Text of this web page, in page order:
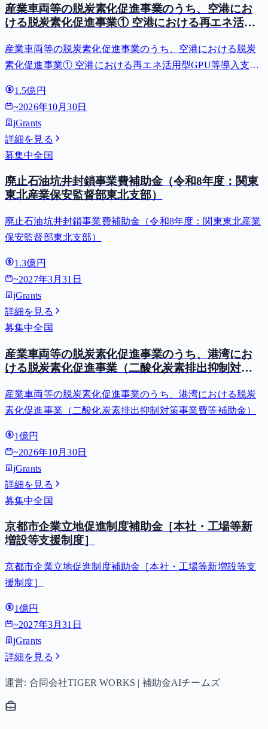
産業車両等の脱炭素化促進事業のうち、空港にお
ける脱炭素化促進事業① 空港における再エネ活用
費等補助金）
産業車両等の脱炭素化促進事業のうち、空港における脱炭
素化促進事業① 空港における再エネ活用型GPU等導入支援
1.5億円
~2026年10月30日
jGrants
詳細を見る
募集中全国
廃止石油坑井封鎖事業費補助金（令和8年度：関東
東北産業保安監督部東北支部）
廃止石油坑井封鎖事業費補助金（令和8年度：関東東北産業
保安監督部東北支部）
1.3億円
~2027年3月31日
jGrants
詳細を見る
募集中全国
産業車両等の脱炭素化促進事業のうち、港湾にお
ける脱炭素化促進事業（二酸化炭素排出抑制対策
産業車両等の脱炭素化促進事業のうち、港湾における脱炭
素化促進事業（二酸化炭素排出抑制対策事業費等補助金）
1億円
~2026年10月30日
jGrants
詳細を見る
募集中全国
京都市企業立地促進制度補助金［本社・工場等新
増設等支援制度］
京都市企業立地促進制度補助金［本社・工場等新増設等支
援制度］
1億円
~2027年3月31日
jGrants
詳細を見る
運営: 合同会社TIGER WORKS | 補助金AIチームズ